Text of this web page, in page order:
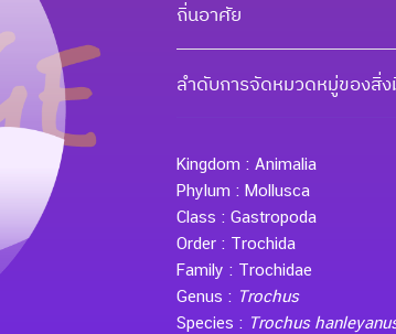
ถิ่นอาศัย
ลำดับการจัดหมวดหมู่ของสิ่
Kingdom : Animalia
Phylum : Mollusca
Class : Gastropoda
Order : Trochida
Family : Trochidae
Genus : Trochus
Species : Trochus